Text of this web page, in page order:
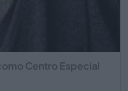
Centro Especial